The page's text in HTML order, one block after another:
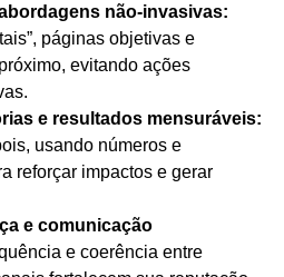
não-invasivas:
páginas objetivas e
evitando ações
e resultados mensuráveis:
usando números e
reforçar impactos e gerar
e comunicação
e coerência entre